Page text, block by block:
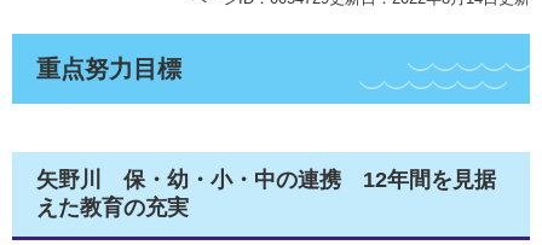
重点努力目標
矢野川 保・幼・小・中の連携 12年間を見据
えた教育の充実